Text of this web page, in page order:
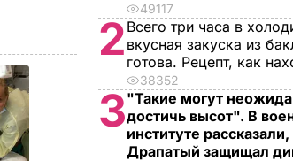
49117
2 Всего три часа в
вкусная закуска из
готова. Рецепт, как
38352
3"Такие могут
достичь высот". В
институте рассказали,
Драпатый защищал